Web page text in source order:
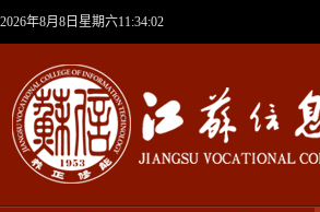
2026年8月8日星期六11:34:02